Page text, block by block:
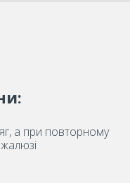
а при повторному